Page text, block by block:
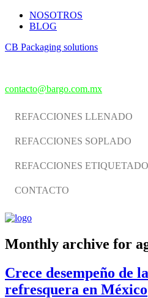
NOSOTROS
BLOG
CB Packaging solutions
contacto@bargo.com.mx
REFACCIONES LLENADO
REFACCIONES SOPLADO
REFACCIONES
CONTACTO
Monthly archive for
Crece desempeño de
refresquera en México